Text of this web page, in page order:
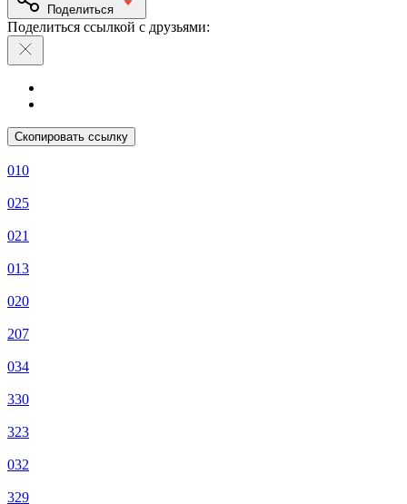
Поделиться
Поделиться ссылкой с друзьями:
Скопировать ссылку
010
025
021
013
020
207
034
330
323
032
329